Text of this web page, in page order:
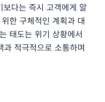
다는 즉시 고객에게 알
한 구체적인 계획과 대
태도는 위기 상황에서
적극적으로 소통하며